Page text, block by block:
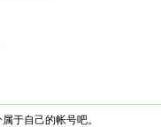
于自己的帐号吧。